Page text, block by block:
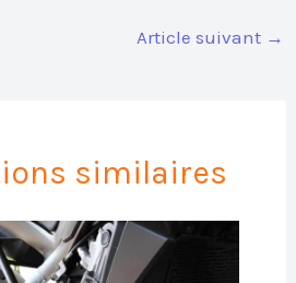
Article suivant →
similaires